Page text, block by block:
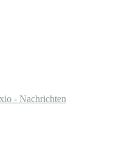
- Nachrichten